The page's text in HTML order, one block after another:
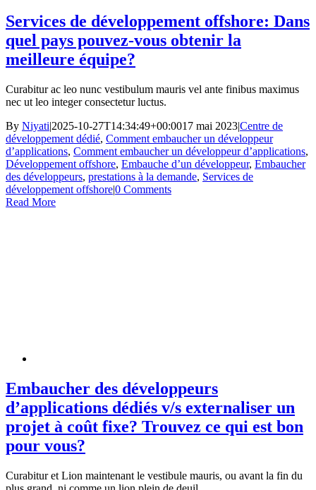
Services de développement offshore: Dans
quel pays pouvez-vous obtenir la
meilleure équipe?
Curabitur ac leo nunc vestibulum mauris vel ante finibus maximus
nec ut leo integer consectetur luctus.
By Niyati|2025-10-27T14:34:49+00:0017 mai 2023|Centre de
développement dédié, Comment embaucher un développeur
d’applications, Comment embaucher un développeur d’applications,
Développement offshore, Embauche d’un développeur, Embaucher
des développeurs, prestations à la demande, Services de
développement offshore|0 Comments
Read More
Embaucher des développeurs
d’applications dédiés v/s externaliser un
projet à coût fixe? Trouvez ce qui est bon
pour vous?
Curabitur et Lion maintenant le vestibule mauris, ou avant la fin du